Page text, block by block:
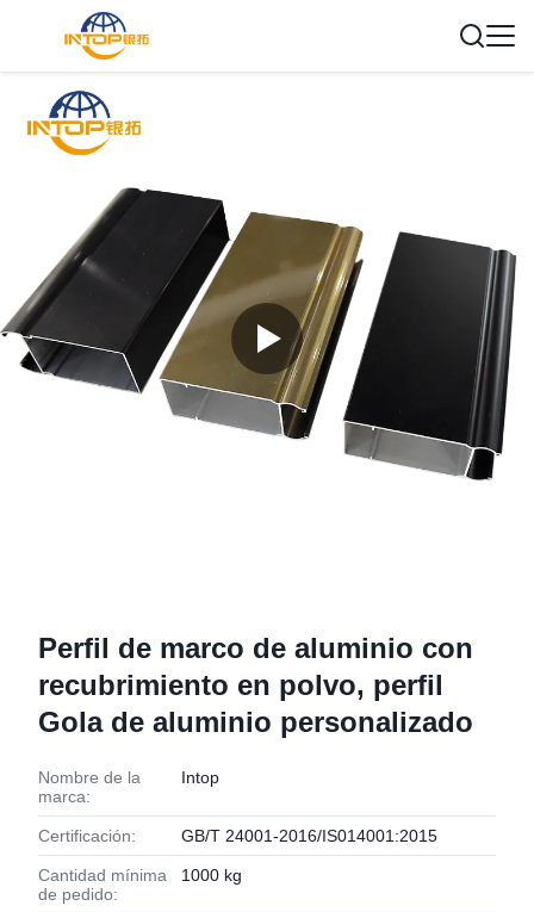
Perfil de marco de aluminio con
recubrimiento en polvo, perfil
Gola de aluminio personalizado
Nombre de la
marca:
Intop
Certificación: GB/T 24001-2016/IS014001:2015
Cantidad mínima
de pedido:
1000 kg